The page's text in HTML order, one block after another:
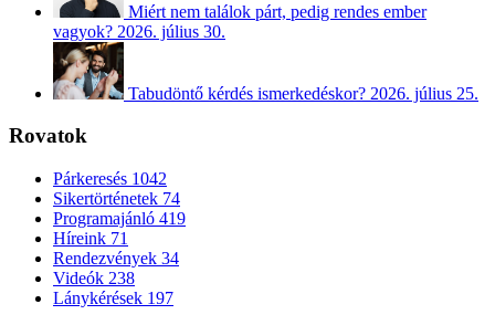
Miért nem találok párt, pedig rendes ember
vagyok? 2026. július 30.
Tabudöntő kérdés ismerkedéskor? 2026. július 25.
Rovatok
Párkeresés 1042
Sikertörténetek 74
Programajánló 419
Híreink 71
Rendezvények 34
Videók 238
Lánykérések 197